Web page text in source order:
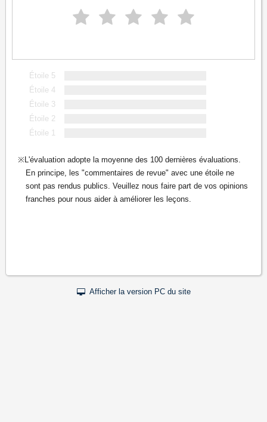
Étoile 5
Étoile 4
Étoile 3
Étoile 2
Étoile 1
L'évaluation adopte la moyenne des 100 dernières évaluations.
En principe, les "commentaires de revue" avec une étoile ne
sont pas rendus publics. Veuillez nous faire part de vos opinions
franches pour nous aider à améliorer les leçons.
Afficher la version PC du site